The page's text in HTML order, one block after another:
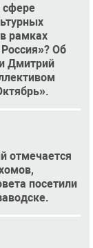
сфере
рамках
Об
Дмитрий
отмечается
посетили